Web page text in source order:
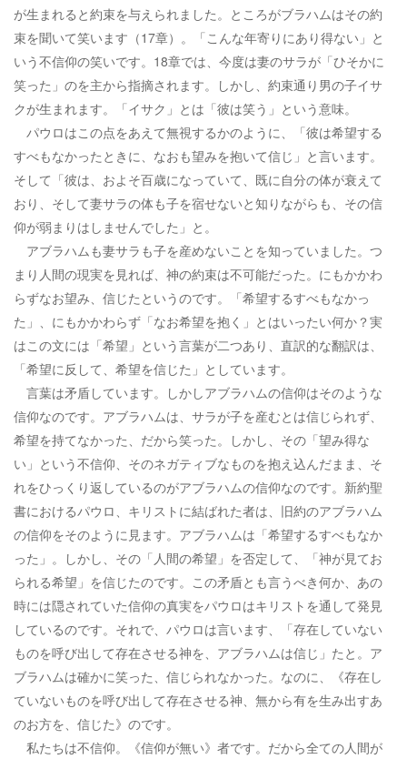
が生まれると約束を与えられました。ところがブラハムはその約
束を聞いて笑います（17章）。「こんな年寄りにあり得ない」と
いう不信仰の笑いです。18章では、今度は妻のサラが「ひそかに
笑った」のを主から指摘されます。しかし、約束通り男の子イサ
クが生まれます。「イサク」とは「彼は笑う」という意味。
パウロはこの点をあえて無視するかのように、「彼は希望する
すべもなかったときに、なおも望みを抱いて信じ」と言います。
そして「彼は、およそ百歳になっていて、既に自分の体が衰えて
おり、そして妻サラの体も子を宿せないと知りながらも、その信
仰が弱まりはしませんでした」と。
アブラハムも妻サラも子を産めないことを知っていました。つ
まり人間の現実を見れば、神の約束は不可能だった。にもかかわ
らずなお望み、信じたというのです。「希望するすべもなかっ
た」、にもかかわらず「なお希望を抱く」とはいったい何か？実
はこの文には「希望」という言葉が二つあり、直訳的な翻訳は、
「希望に反して、希望を信じた」としています。
言葉は矛盾しています。しかしアブラハムの信仰はそのような
信仰なのです。アブラハムは、サラが子を産むとは信じられず、
希望を持てなかった、だから笑った。しかし、その「望み得な
い」という不信仰、そのネガティブなものを抱え込んだまま、そ
れをひっくり返しているのがアブラハムの信仰なのです。新約聖
書におけるパウロ、キリストに結ばれた者は、旧約のアブラハム
の信仰をそのように見ます。アブラハムは「希望するすべもなか
った」。しかし、その「人間の希望」を否定して、「神が見てお
られる希望」を信じたのです。この矛盾とも言うべき何か、あの
時には隠されていた信仰の真実をパウロはキリストを通して発見
しているのです。それで、パウロは言います、「存在していない
ものを呼び出して存在させる神を、アブラハムは信じ」たと。ア
ブラハムは確かに笑った、信じられなかった。なのに、《存在し
ていないものを呼び出して存在させる神、無から有を生み出すあ
のお方を、信じた》のです。
私たちは不信仰。《信仰が無い》者です。だから全ての人間が